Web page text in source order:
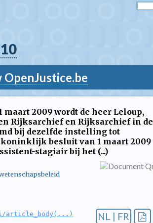
OpenJustice.be
2009 wordt de heer Leloup,
Rijksarchief en Rijksarchief in de
bij dezelfde instelling tot
besluit van 1 maart 2009
stagiair bij het (...)
article_body(...) NL | FR